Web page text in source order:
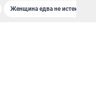
Женщина едва не истекла